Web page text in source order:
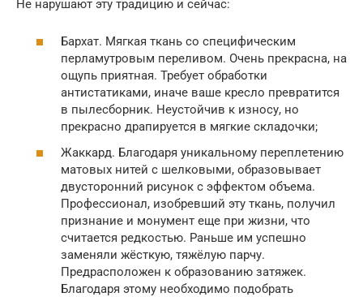
Не нарушают эту традицию и сейчас:
Бархат. Мягкая ткань со специфическим
перламутровым переливом. Очень прекрасна, на
ощупь приятная. Требует обработки
антистатиками, иначе ваше кресло превратится
в пылесборник. Неустойчив к износу, но
прекрасно драпируется в мягкие складочки;
Жаккард. Благодаря уникальному переплетению
матовых нитей с шелковыми, образовывает
двусторонний рисунок с эффектом объема.
Профессионал, изобревший эту ткань, получил
признание и монумент еще при жизни, что
считается редкостью. Раньше им успешно
заменяли жёсткую, тяжёлую парчу.
Предрасположен к образованию затяжек.
Благодаря этому необходимо подобрать